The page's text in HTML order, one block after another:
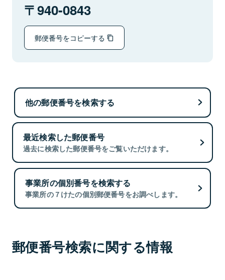
940-0843
郵便番号をコピーする
他の郵便番号を検索する
最近検索した郵便番号
過去に検索した郵便番号をご覧いただけます。
事業所の個別番号を検索する
事業所の７けたの個別郵便番号をお調べします。
郵便番号検索に関する情報